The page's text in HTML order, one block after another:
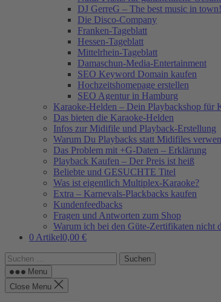
DJ GerreG – The best music in town!
Die Disco-Company
Franken-Tageblatt
Hessen-Tageblatt
Mittelrhein-Tageblatt
Damaschun-Media-Entertainment
SEO Keyword Domain kaufen
Hochzeitshomepage erstellen
SEO Agentur in Hamburg
Karaoke-Helden – Dein Playbackshop
Das bieten die Karaoke-Helden
Infos zur Midifile und Playback-Erstellung
Warum Du Playbacks statt Midifiles
Das Problem mit +G-Daten – Erklärung
Playback Kaufen – Der Preis ist heiß
Beliebte und GESUCHTE Titel
Was ist eigentlich Multiplex-Karaoke?
Extra – Karnevals-Plackbacks kaufen
Kundenfeedbacks
Fragen und Antworten zum Shop
Warum ich bei den Güte-Zertifikaten nicht
0 Artikel0,00 €
Suchen
nach: Menu
Close Menu